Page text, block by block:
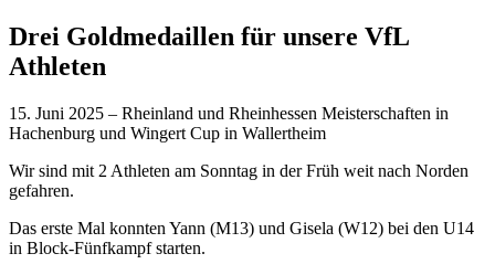
Drei Goldmedaillen für unsere VfL
Athleten
15. Juni 2025 – Rheinland und Rheinhessen Meisterschaften in
Hachenburg und Wingert Cup in Wallertheim
Wir sind mit 2 Athleten am Sonntag in der Früh weit nach Norden
gefahren.
Das erste Mal konnten Yann (M13) und Gisela (W12) bei den U14
in Block-Fünfkampf starten.